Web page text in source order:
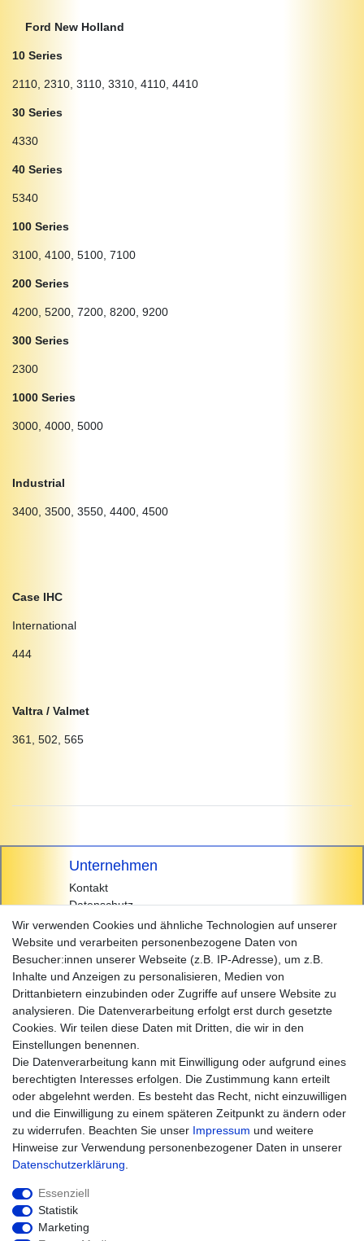
Ford New Holland
10 Series
2110, 2310, 3110, 3310, 4110, 4410
30 Series
4330
40 Series
5340
100 Series
3100, 4100, 5100, 7100
200 Series
4200, 5200, 7200, 8200, 9200
300 Series
2300
1000 Series
3000, 4000, 5000
Industrial
3400, 3500, 3550, 4400, 4500
Case IHC
International
444
Valtra / Valmet
361, 502, 565
Unternehmen
Kontakt
Datenschutz
AGB
Impressum
Einkaufen
Zahlungsarten
Versandarten & -kosten
Widerrufsrecht
Warenkorb
Zur Kasse
Hilfe
Wir verwenden Cookies und ähnliche Technologien auf unserer
Website und verarbeiten personenbezogene Daten von
Besucher:innen unserer Webseite (z.B. IP-Adresse), um z.B.
Inhalte und Anzeigen zu personalisieren, Medien von
Drittanbietern einzubinden oder Zugriffe auf unsere Website zu
analysieren. Die Datenverarbeitung erfolgt erst durch gesetzte
Cookies. Wir teilen diese Daten mit Dritten, die wir in den
Einstellungen benennen.
Die Datenverarbeitung kann mit Einwilligung oder aufgrund eines
berechtigten Interesses erfolgen. Die Zustimmung kann erteilt
oder abgelehnt werden. Es besteht das Recht, nicht einzuwilligen
und die Einwilligung zu einem späteren Zeitpunkt zu ändern oder
zu widerrufen. Beachten Sie unser Impressum und weitere
Hinweise zur Verwendung personenbezogener Daten in unserer
Daten­schutz­erklärung
Essenziell
Statistik
Marketing